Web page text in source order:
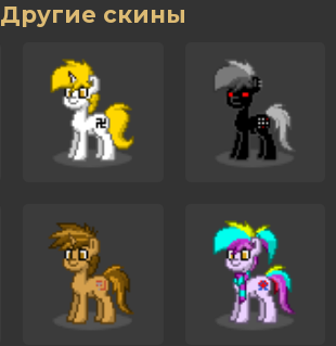
Другие скины